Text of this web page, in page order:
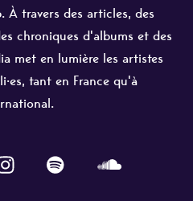
travers des articles, des
chroniques d'albums et des
met en lumière les artistes
tant en France qu'à